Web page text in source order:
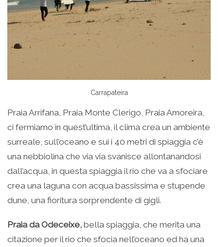
Carrapateira
Praia Arrifana, Praia Monte Clerigo, Praia Amoreira,
ci fermiamo in quest’ultima, il clima crea un ambiente
surreale, sull’oceano e sui i 40 metri di spiaggia c’è
una nebbiolina che via via svanisce allontanandosi
dall’acqua, in questa spiaggia il rio che va a sfociare
crea una laguna con acqua bassissima e stupende
dune, una fioritura sorprendente di gigli.
Praia da Odeceixe, bella spiaggia, che merita una
citazione per il rio che sfocia nell’oceano ed ha una